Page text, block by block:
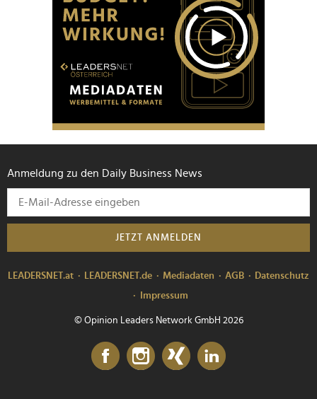
Anmeldung zu den Daily Business News
JETZT ANMELDEN
LEADERSNET.at LEADERSNET.de Mediadaten AGB
Datenschutz
Impressum
© Opinion Leaders Network GmbH 2026